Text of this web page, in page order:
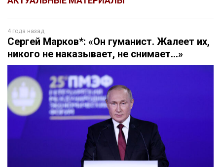
4 года назад
Сергей Марков*: «Он гуманист. Жалеет их,
никого не наказывает, не снимает…»